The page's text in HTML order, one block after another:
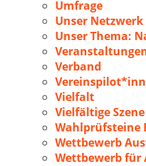
Umfrage
Unser Netzwerk
Unser Thema:
Verband
Vielfalt
Vielfältige Szene
Wahlprüfsteine
Wettbewerb
Wettbewerb für